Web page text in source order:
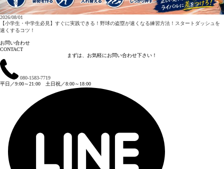
2026/08/01
【小学生・中学生必見】すぐに実践できる！野球の盗塁が速くなる練習方法！スタートダッシュを
速くするコツ！
お問い合わせ
CONTACT
まずは、お気軽にお問い合わせ下さい！
080-1583-7719
平日／9:00～21:00 土日祝／8:00～18:00